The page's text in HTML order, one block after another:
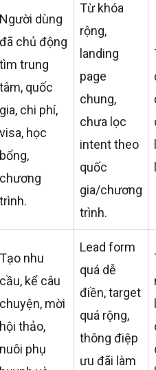
Người dùng
đã chủ động
tìm trung
tâm, quốc
gia, chi phí,
visa, học
bổng,
chương
trình.
Từ khóa
rộng,
landing
page
chung,
chưa lọc
intent theo
quốc
gia/chương
trình.
Tạo nhu
cầu, kể câu
chuyện, mời
hội thảo,
nuôi phụ
Lead form
quá dễ
điền, target
quá rộng,
thông điệp
ưu đãi làm